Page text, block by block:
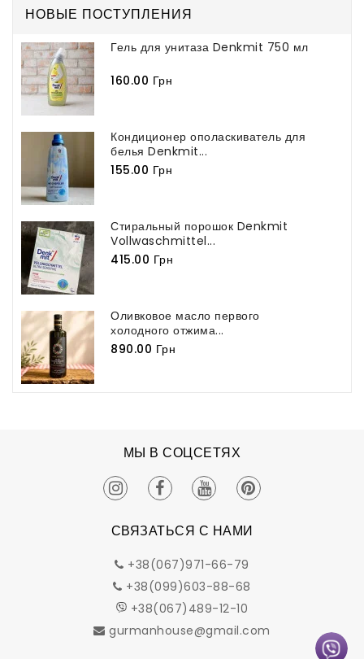
НОВЫЕ ПОСТУПЛЕНИЯ
Гель для унитаза Denkmit 750 мл
160.00 Грн
Кондиционер ополаскиватель для
белья Denkmit...
155.00 Грн
Стиральный порошок Denkmit
Vollwaschmittel...
415.00 Грн
Оливковое масло первого
холодного отжима...
890.00 Грн
МЫ В СОЦСЕТЯХ
СВЯЗАТЬСЯ С НАМИ
+38(067)971-66-79
+38(099)603-88-68
+38(067)489-12-10
gurmanhouse@gmail.com